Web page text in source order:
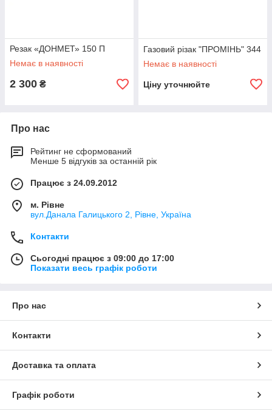
Резак «ДОНМЕТ» 150 П
Немає в наявності
2 300 ₴
Газовий різак "ПРОМІНЬ" 344
Немає в наявності
Ціну уточнюйте
Про нас
Рейтинг не сформований
Менше 5 відгуків за останній рік
Працює з 24.09.2012
м. Рівне
вул.Данала Галицького 2, Рівне, Україна
Контакти
Сьогодні працює з 09:00 до 17:00
Показати весь графік роботи
Про нас
Контакти
Доставка та оплата
Графік роботи